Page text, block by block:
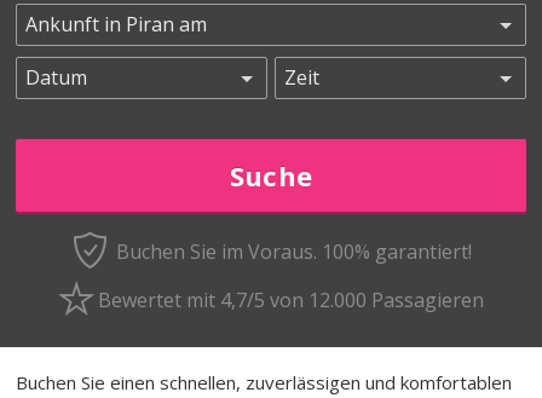
Buchen Sie im Voraus. 100% garantiert!
Bewertet mit 4,7/5 von 12.000 Passagieren
Buchen Sie einen schnellen, zuverlässigen und komfortablen